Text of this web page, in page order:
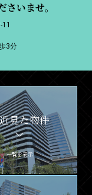
いませ。
3分
見た物件
一覧を表示